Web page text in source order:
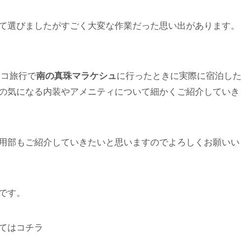
選びましたがすごく大変な作業だった思い出があります。
旅行で南の真珠マラケシュに行ったときに実際に宿泊した
気になる内装やアメニティについて細かくご紹介していき
部もご紹介していきたいと思いますのでよろしくお願いい
す。
はコチラ